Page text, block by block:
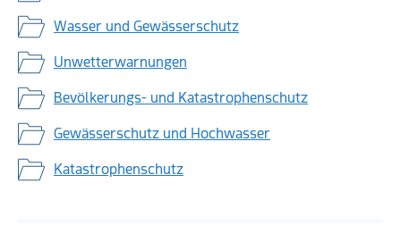
Wasser und Gewässerschutz
Unwetterwarnungen
Bevölkerungs- und Katastrophenschutz
Gewässerschutz und Hochwasser
Katastrophenschutz